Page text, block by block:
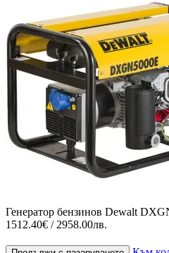
Генератор бензинов Dewalt
1512.40€ / 2958.00лв.